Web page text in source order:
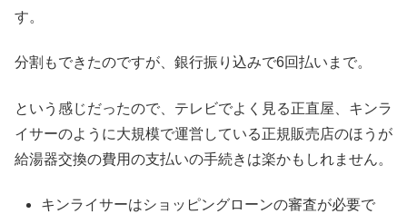
す。
分割もできたのですが、銀行振り込みで6回払いまで。
という感じだったので、テレビでよく見る正直屋、キンラ
イサーのように大規模で運営している正規販売店のほうが
給湯器交換の費用の支払いの手続きは楽かもしれません。
キンライサーはショッピングローンの審査が必要で